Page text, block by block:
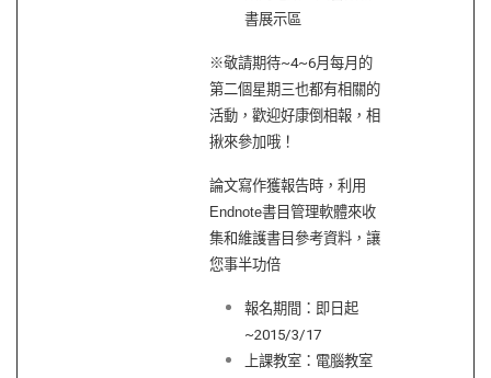
書展示區
※敬請期待~4~6月每月的
第二個星期三也都有相關的
活動，歡迎好康倒相報，相
揪來參加哦！
論文寫作獲報告時，利用
Endnote書目管理軟體來收
集和維護書目參考資料，讓
您事半功倍
報名期間：即日起
~2015/3/17
上課教室：電腦教室